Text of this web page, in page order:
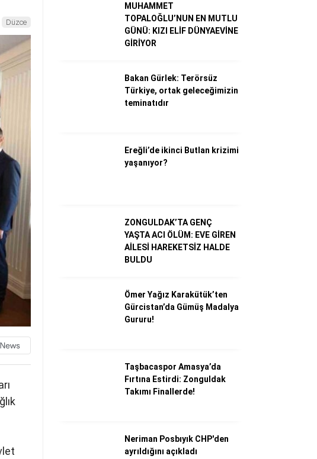
Dünya
Gündem
Sağlık
Diğer
Düzce
MUHAMMET
TOPALOĞLU’NUN EN MUTLU
GÜNÜ: KIZI ELİF DÜNYAEVİNE
GİRİYOR
Bakan Gürlek: Terörsüz
Türkiye, ortak geleceğimizin
teminatıdır
Ereğli’de ikinci Butlan krizimi
yaşanıyor?
ZONGULDAK’TA GENÇ
YAŞTA ACI ÖLÜM: EVE GİREN
AİLESİ HAREKETSİZ HALDE
BULDU
Ömer Yağız Karakütük’ten
Gürcistan’da Gümüş Madalya
Gururu!
Taşbacaspor Amasya’da
Fırtına Estirdi: Zonguldak
Takımı Finallerde!
Neriman Posbıyık CHP'den
ayrıldığını açıkladı